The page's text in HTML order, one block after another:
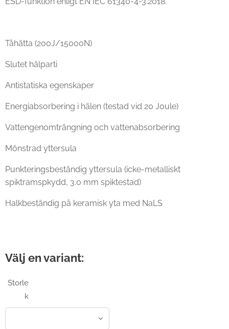
Tåhätta (200J/15000N)
Slutet hälparti
Antistatiska egenskaper
Energiabsorbering i hälen (testad vid 20 Joule)
Vattengenomträngning och vattenabsorbering
Mönstrad yttersula
Punkteringsbeständig yttersula (icke-metalliskt
spiktramspkydd, 3.0 mm spiktestad)
Halkbeständig på keramisk yta med NaLS
Välj en variant:
Storle
k